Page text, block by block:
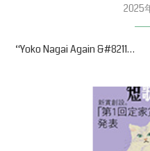
2025
“Yoko Nagai Again &#8211…